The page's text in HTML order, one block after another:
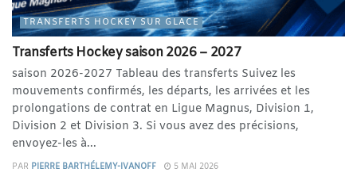
TRANSFERTS HOCKEY SUR GLACE
Transferts Hockey saison 2026 – 2027
saison 2026-2027 Tableau des transferts Suivez les
mouvements confirmés, les départs, les arrivées et les
prolongations de contrat en Ligue Magnus, Division 1,
Division 2 et Division 3. Si vous avez des précisions,
envoyez-les à...
PAR PIERRE BARTHÉLEMY-IVANOFF 5 MAI 2026